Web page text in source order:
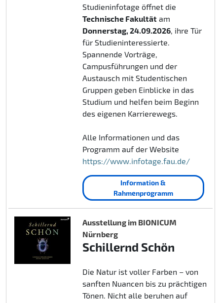
Studieninfotage öffnet die
Technische Fakultätam
Donnerstag, 24.09.2026, ihre Tür
für Studieninteressierte.
Spannende Vorträge,
Campusführungen und der
Austausch mit Studentischen
Gruppen geben Einblicke in das
Studium und helfen beim Beginn
des eigenen Karrierewegs.
Alle Informationen und das
Programm auf der Website
https://www.infotage.fau.de/
Information &
Rahmenprogramm
Ausstellung im BIONICUM
Nürnberg
Schillernd Schön
Die Natur ist voller Farben – von
sanften Nuancen bis zu prächtigen
Tönen. Nicht alle beruhen auf